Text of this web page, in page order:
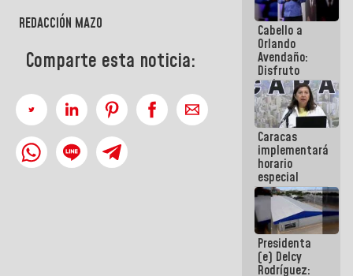
REDACCIÓN MAZO
Comparte esta noticia:
Cabello a
Orlando
Avendaño:
Disfruto
cada vez
que escribes
porque lo
que haces
es
embarrarla
Caracas
implementará
horario
especial
para
adaptarse
al plan de
ahorro
energético
Presidenta
(e) Delcy
Rodríguez: